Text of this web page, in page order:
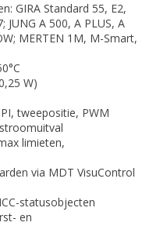
GIRA Standard 55, E2,
JUNG A 500, A PLUS, A
MERTEN 1M, M-Smart,
W)
tweepositie, PWM
limieten,
via MDT VisuControl
statusobjecten
en